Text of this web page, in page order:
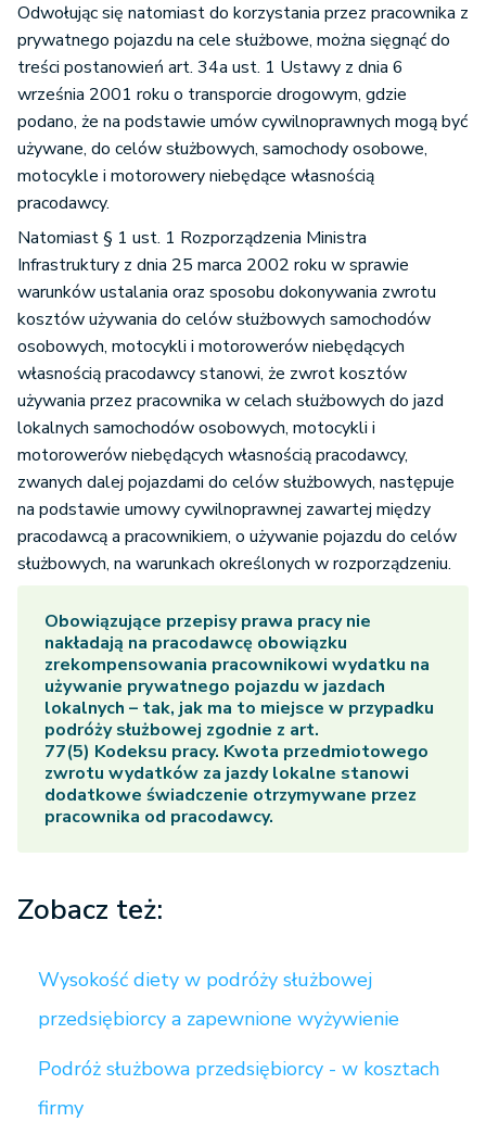
Odwołując się natomiast do korzystania przez pracownika z
prywatnego pojazdu na cele służbowe, można sięgnąć do
treści postanowień art. 34a ust. 1 Ustawy z dnia 6
września 2001 roku o transporcie drogowym, gdzie
podano, że na podstawie umów cywilnoprawnych mogą być
używane, do celów służbowych, samochody osobowe,
motocykle i motorowery niebędące własnością
pracodawcy.
Natomiast § 1 ust. 1 Rozporządzenia Ministra
Infrastruktury z dnia 25 marca 2002 roku w sprawie
warunków ustalania oraz sposobu dokonywania zwrotu
kosztów używania do celów służbowych samochodów
osobowych, motocykli i motorowerów niebędących
własnością pracodawcy stanowi, że zwrot kosztów
używania przez pracownika w celach służbowych do jazd
lokalnych samochodów osobowych, motocykli i
motorowerów niebędących własnością pracodawcy,
zwanych dalej pojazdami do celów służbowych, następuje
na podstawie umowy cywilnoprawnej zawartej między
pracodawcą a pracownikiem, o używanie pojazdu do celów
służbowych, na warunkach określonych w rozporządzeniu.
Obowiązujące przepisy prawa pracy nie
nakładają na pracodawcę obowiązku
zrekompensowania pracownikowi wydatku na
używanie prywatnego pojazdu w jazdach
lokalnych – tak, jak ma to miejsce w przypadku
podróży służbowej zgodnie z art.
77(5) Kodeksu pracy. Kwota przedmiotowego
zwrotu wydatków za jazdy lokalne stanowi
dodatkowe świadczenie otrzymywane przez
pracownika od pracodawcy.
Zobacz też:
Wysokość diety w podróży służbowej
przedsiębiorcy a zapewnione wyżywienie
Podróż służbowa przedsiębiorcy - w kosztach
firmy